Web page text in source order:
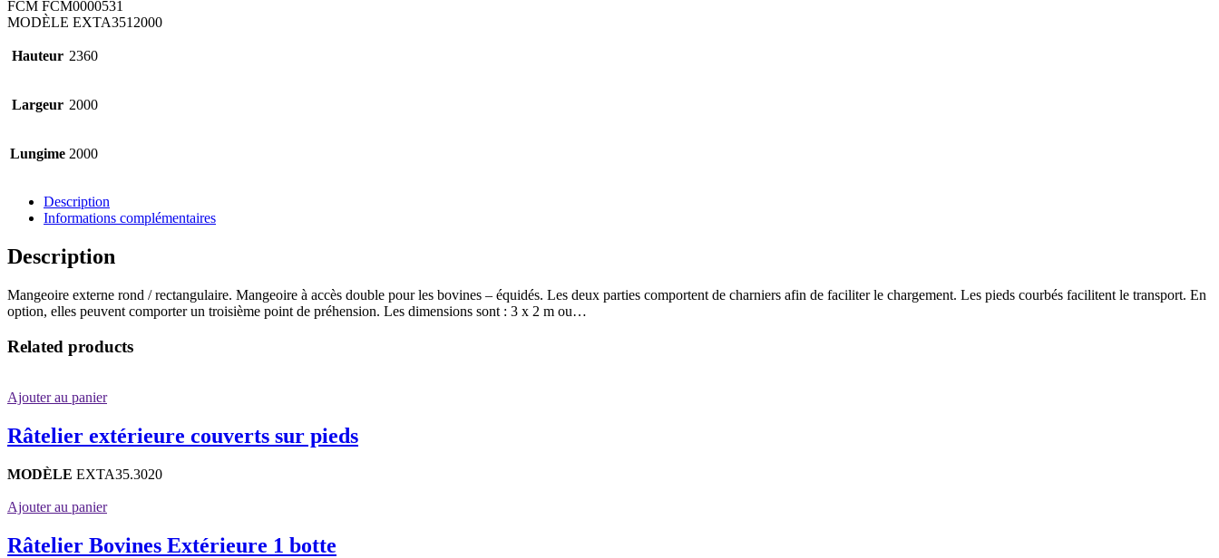
FCM FCM0000531
MODÈLE EXTA3512000
Hauteur 2360
Largeur 2000
Lungime 2000
Description
Informations complémentaires
Description
Mangeoire externe rond / rectangulaire. Mangeoire à accès double pour les bovines – équidés. Les deux parties comportent de charniers afin de faciliter le chargement. Les pieds courbés facilitent le transport. En
option, elles peuvent comporter un troisième point de préhension. Les dimensions sont : 3 x 2 m ou…
Related products
Ajouter au panier
Râtelier extérieure couverts sur pieds
MODÈLE EXTA35.3020
Ajouter au panier
Râtelier Bovines Extérieure 1 botte